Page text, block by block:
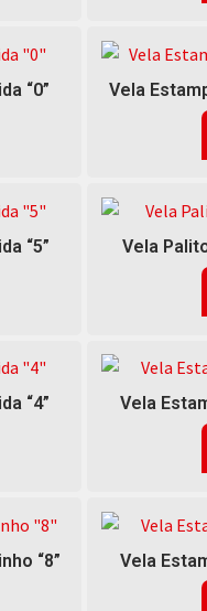
“0” Vela
“5” Vela
“4” Vela
“8” Vela